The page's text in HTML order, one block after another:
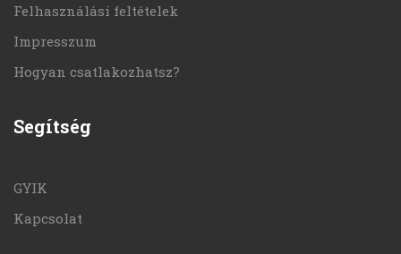
Felhasználási feltételek
Impresszum
Hogyan csatlakozhatsz?
Segítség
GYIK
Kapcsolat